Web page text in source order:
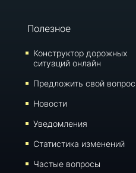
Полезное
Конструктор дорожных
ситуаций онлайн
Предложить свой вопрос
Новости
Уведомления
Статистика изменений
Частые вопросы